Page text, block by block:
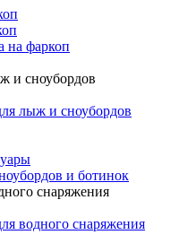
на фаркоп
и сноубордов
лыж и сноубордов
и ботинок
снаряжения
водного снаряжения